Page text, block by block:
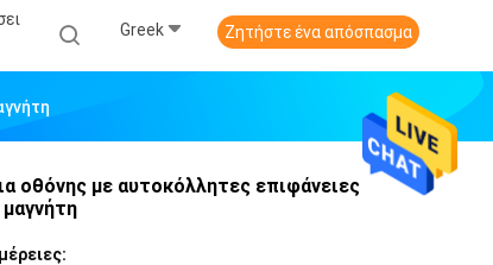
Greek Ζητήστε ένα απόσπασμα
οθόνης με αυτοκόλλητες επιφάνειες